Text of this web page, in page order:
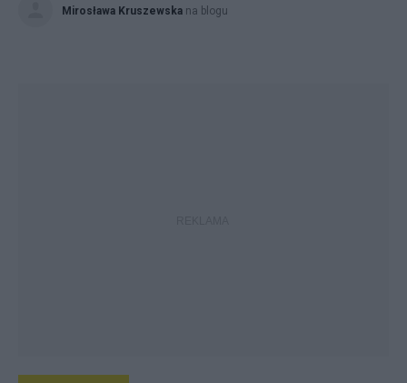
Mirosława Kruszewska na blogu